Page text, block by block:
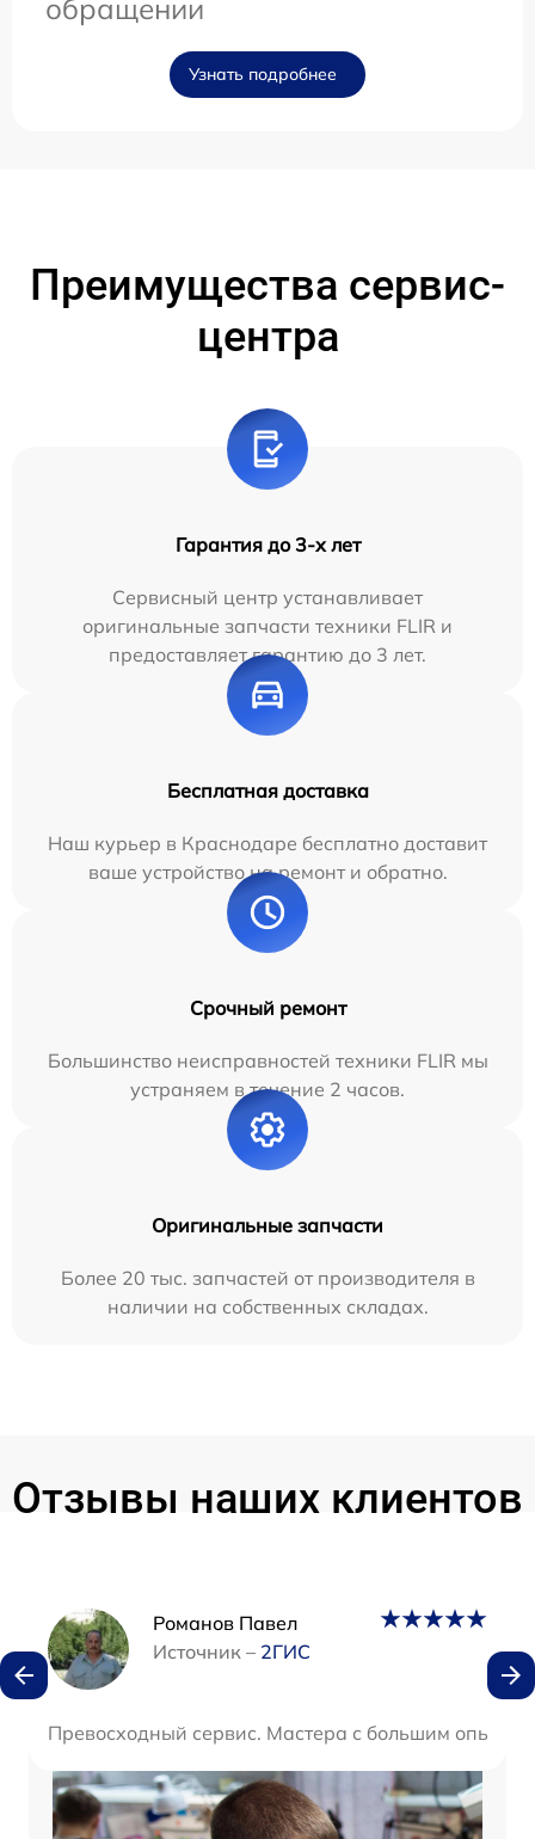
обращении
Узнать подробнее
Преимущества сервис-
центра
Гарантия до 3-х лет
Сервисный центр устанавливает
оригинальные запчасти техники FLIR и
предоставляет гарантию до 3 лет.
Бесплатная доставка
Наш курьер в Краснодаре бесплатно доставит
ваше устройство на ремонт и обратно.
Срочный ремонт
Большинство неисправностей техники FLIR мы
устраняем в течение 2 часов.
Оригинальные запчасти
Более 20 тыс. запчастей от производителя в
наличии на собственных складах.
Отзывы наших клиентов
Романов Павел
Источник – 2ГИС
Превосходный сервис. Мастера с большим
Наши мастера